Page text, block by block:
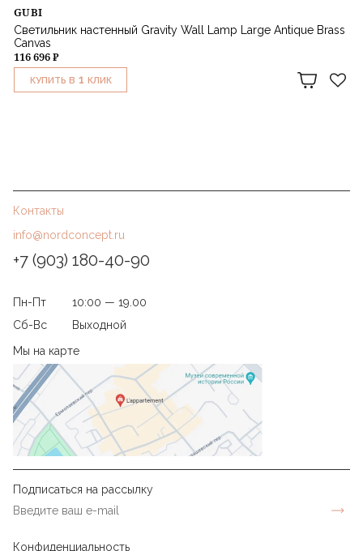
GUBI
Светильник настенный Gravity Wall Lamp Large Antique Brass
Canvas
116 696 ₽
КУПИТЬ В 1 КЛИК
Контакты
info@nordconcept.ru
+7 (903) 180-40-90
Пн-Пт
10:00 — 19.00
Сб-Вс
Выходной
Мы на карте
Подписаться на рассылку
Конфиденциальность